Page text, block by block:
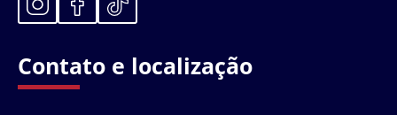
Contato e localização